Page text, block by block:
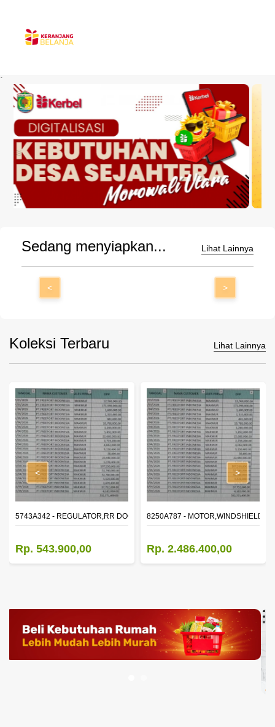
`
Sedang menyiapkan... Lihat Lainnya
< >
Koleksi Terbaru Lihat Lainnya
WINDOW,LH
5743A342 - REGULATOR,RR DOOR WINDOW,RH
Rp. 543.900,00
8250A787 - MOTOR,WINDSHIELD
Rp. 2.486.400,00
< >